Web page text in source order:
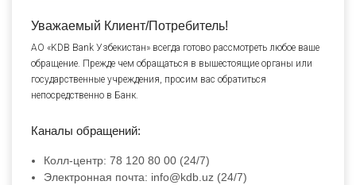
Уважаемый Клиент/Потребитель!
АО «KDB Bank Узбекистан» всегда готово рассмотреть любое ваше
обращение. Прежде чем обращаться в вышестоящие органы или
государственные учреждения, просим вас обратиться
непосредственно в Банк.
Каналы обращений:
Колл-центр: 78 120 80 00 (24/7)
Электронная почта: info@kdb.uz (24/7)